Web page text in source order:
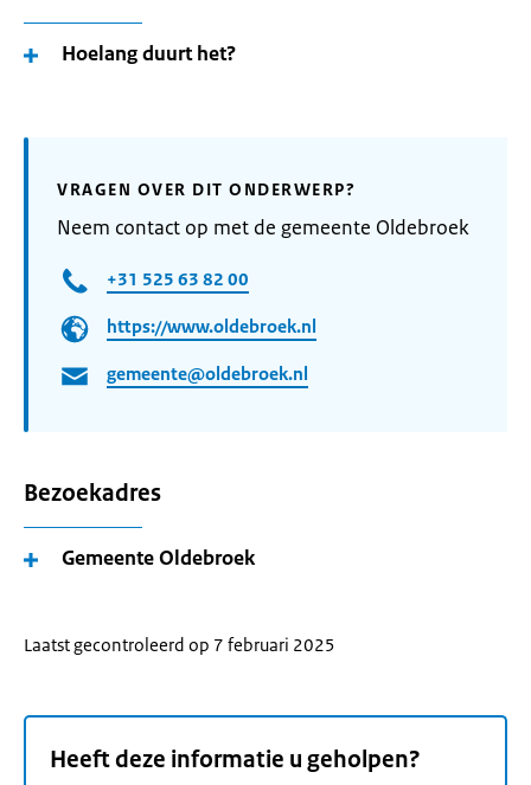
Hoelang duurt het?
VRAGEN OVER DIT ONDERWERP?
Neem contact op met de gemeente Oldebroek
+31 525 63 82 00
https://www.oldebroek.nl
gemeente@oldebroek.nl
Bezoekadres
Gemeente Oldebroek
Laatst gecontroleerd op 7 februari 2025
Heeft deze informatie u geholpen?